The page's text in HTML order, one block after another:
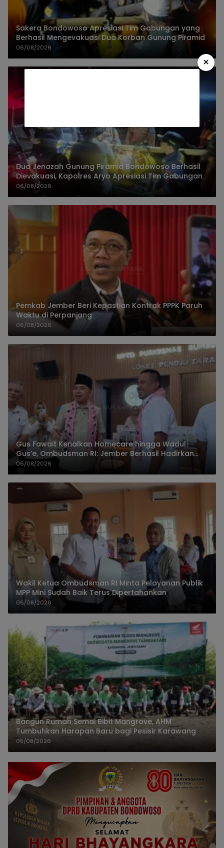
Sakera Bondowoso Apresiasi Tim Gabungan yang
Berhasil Mengevakuasi Dua Korban Gunung Piramid
06/08/2026
Dua Jenazah Gunung Piramid Bondowoso Berhasil
Dievakuasi, Kapolres Aryo Apresiasi Tim Gabungan
06/08/2026
Pemkab Jember Beri Kepastian Kontrak PPPK Paruh
Waktu di Perpanjang
06/08/2026
Gus Fawait Kenalkan Homecare hingga Wadul
Gus’e, Ombudsman RI: Jember Berhasil Hadirkan
Layanan Kualitas
06/08/2026
Wakil Ketua Ombudsman RI Minta Pelayanan Publik
MPP Mini Sudah Baik Terus Dipertahankan
06/08/2026
Bangun Rumah Semai Bibit Mangrove, AHM
Tumbuhkan Harapan Baru bagi Pesisir Karawang
05/08/2026
×